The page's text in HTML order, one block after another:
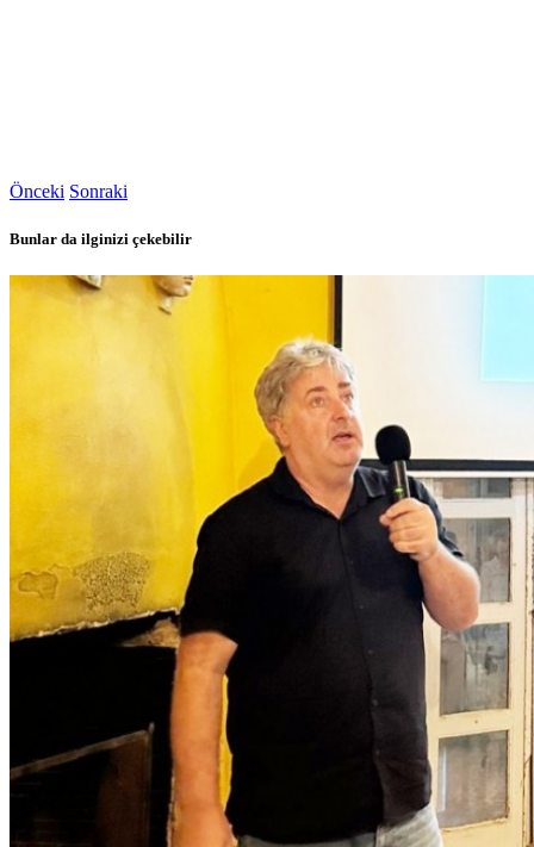
Önceki Sonraki
Bunlar da ilginizi çekebilir